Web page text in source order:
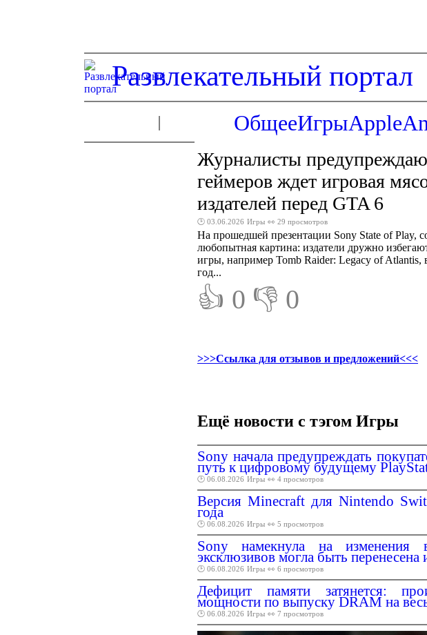
Развлекательный портал
ОбщееИгрыApple
Журналисты
геймеров ждет игровая
издателей перед GTA 6
🕑 03.06.2026 Игры 👀 29 просмотров
На прошедшей презентации Sony State of Play,
любопытная картина: издатели дружно
игры, например Tomb Raider: Legacy of Atlantis,
год...
👍 0 👎 0
>>>Ссылка для отзывов и предложений<<<
Ещё новости с тэгом Игры
Sony начала предупреждать
путь к цифровому будущему
🕑 06.08.2026 Игры 👀 4 просмотров
Версия Minecraft для Nintendo
года
🕑 06.08.2026 Игры 👀 5 просмотров
Sony намекнула на изменения
эксклюзивов могла быть перенесена
🕑 06.08.2026 Игры 👀 6 просмотров
Дефицит памяти затянется:
мощности по выпуску DRAM на
🕑 06.08.2026 Игры 👀 7 просмотров